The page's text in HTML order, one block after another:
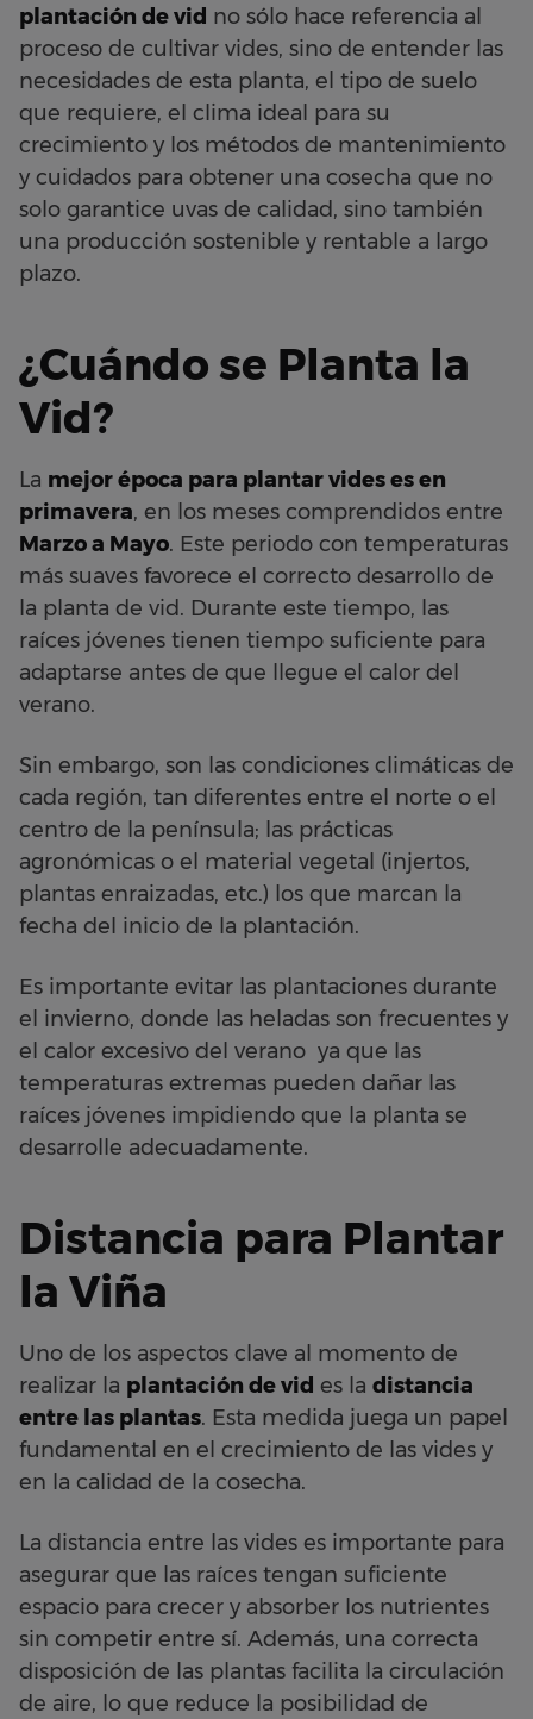
plantación de vid no sólo hace referencia al
proceso de cultivar vides, sino de entender las
necesidades de esta planta, el tipo de suelo
que requiere, el clima ideal para su
crecimiento y los métodos de mantenimiento
y cuidados para obtener una cosecha que no
solo garantice uvas de calidad, sino también
una producción sostenible y rentable a largo
plazo.
¿Cuándo se Planta la
Vid?
La mejor época para plantar vides es en
primavera, en los meses comprendidos entre
Marzo a Mayo. Este periodo con temperaturas
más suaves favorece el correcto desarrollo de
la planta de vid. Durante este tiempo, las
raíces jóvenes tienen tiempo suficiente para
adaptarse antes de que llegue el calor del
verano.
Sin embargo, son las condiciones climáticas de
cada región, tan diferentes entre el norte o el
centro de la península; las prácticas
agronómicas o el material vegetal (injertos,
plantas enraizadas, etc.) los que marcan la
fecha del inicio de la plantación.
Es importante evitar las plantaciones durante
el invierno, donde las heladas son frecuentes y
el calor excesivo del verano ya que las
temperaturas extremas pueden dañar las
raíces jóvenes impidiendo que la planta se
desarrolle adecuadamente.
Distancia para Plantar
la Viña
Uno de los aspectos clave al momento de
realizar la plantación de vid es la distancia
entre las plantas. Esta medida juega un papel
fundamental en el crecimiento de las vides y
en la calidad de la cosecha.
La distancia entre las vides es importante para
asegurar que las raíces tengan suficiente
espacio para crecer y absorber los nutrientes
sin competir entre sí. Además, una correcta
disposición de las plantas facilita la circulación
de aire, lo que reduce la posibilidad de